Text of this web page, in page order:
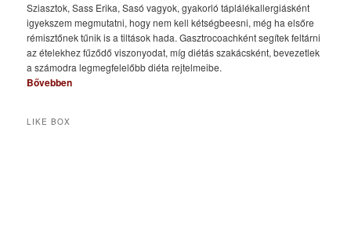
Sziasztok, Sass Erika, Sasó vagyok, gyakorló táplálékallergiásként
igyekszem megmutatni, hogy nem kell kétségbeesni, még ha elsőre
rémisztőnek tűnik is a tiltások hada. Gasztrocoachként segítek feltárni
az ételekhez fűződő viszonyodat, míg diétás szakácsként, bevezetlek
a számodra legmegfelelőbb diéta rejtelmeibe.
Bővebben
LIKE BOX